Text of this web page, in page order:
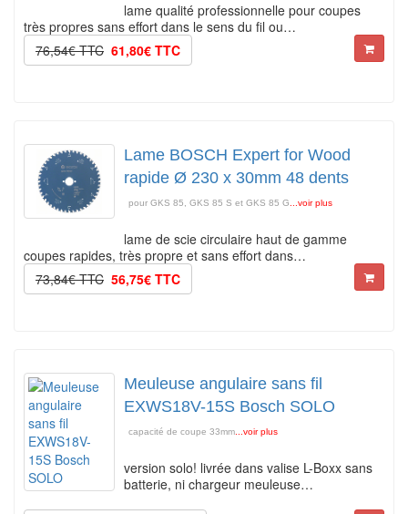
lame qualité professionnelle pour coupes
très propres sans effort dans le sens du fil ou…
76,54€ TTC 61,80€ TTC
Lame BOSCH Expert for Wood
rapide Ø 230 x 30mm 48 dents
pour GKS 85, GKS 85 S et GKS 85 G...voir plus
lame de scie circulaire haut de gamme
coupes rapides, très propre et sans effort dans…
73,84€ TTC 56,75€ TTC
Meuleuse angulaire sans fil
EXWS18V-15S Bosch SOLO
capacité de coupe 33mm...voir plus
version solo! livrée dans valise L-Boxx sans
batterie, ni chargeur meuleuse…